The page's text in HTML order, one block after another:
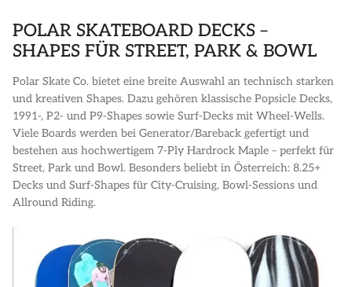
POLAR SKATEBOARD DECKS –
SHAPES FÜR STREET, PARK & BOWL
Polar Skate Co. bietet eine breite Auswahl an technisch starken
und kreativen Shapes. Dazu gehören klassische Popsicle Decks,
1991-, P2- und P9-Shapes sowie Surf-Decks mit Wheel-Wells.
Viele Boards werden bei Generator/Bareback gefertigt und
bestehen aus hochwertigem 7-Ply Hardrock Maple – perfekt für
Street, Park und Bowl. Besonders beliebt in Österreich: 8.25+
Decks und Surf-Shapes für City-Cruising, Bowl-Sessions und
Allround Riding.